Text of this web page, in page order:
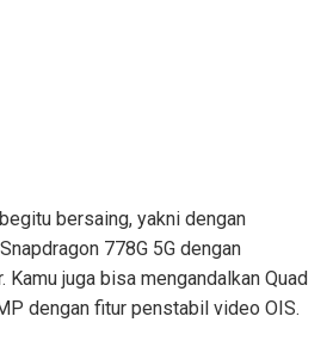
bersaing, yakni dengan
778G 5G dengan
juga bisa mengandalkan Quad
dengan fitur penstabil video OIS.